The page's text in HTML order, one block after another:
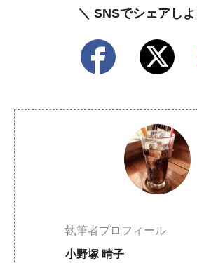
＼ SNSでシェアし
執筆者プロフィール
小野塚 晴子